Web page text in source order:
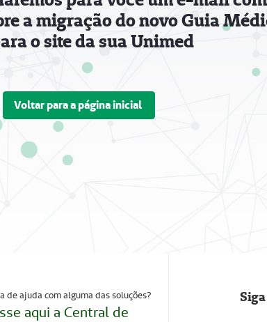
a migração do novo Guia
o site da sua Unimed
Voltar para a página inicial
de ajuda com alguma das soluções?
aqui a Central de